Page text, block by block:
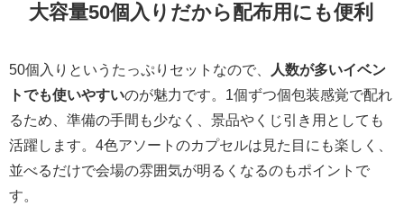
大容量50個入りだから配布用にも便利
50個入りというたっぷりセットなので、
人数が多いイベン
トでも使いやすいのが魅力です。1個ずつ個包装感覚で配れ
るため、準備の手間も少なく、景品やくじ引き用としても
活躍します。4色アソートのカプセルは見た目にも楽しく、
並べるだけで会場の雰囲気が明るくなるのもポイントで
す。